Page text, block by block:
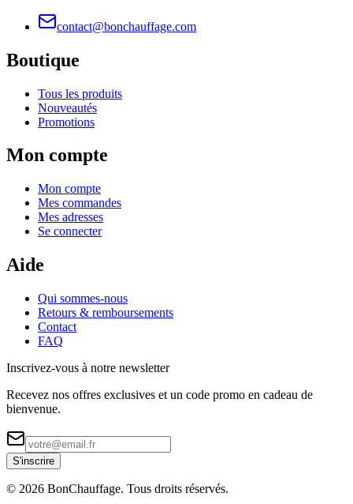
contact@bonchauffage.com
Boutique
Tous les produits
Nouveautés
Promotions
Mon compte
Mon compte
Mes commandes
Mes adresses
Se connecter
Aide
Qui sommes-nous
Retours & remboursements
Contact
FAQ
Inscrivez-vous à notre newsletter
Recevez nos offres exclusives et un code promo en cadeau de
bienvenue.
S'inscrire
© 2026 BonChauffage. Tous droits réservés.